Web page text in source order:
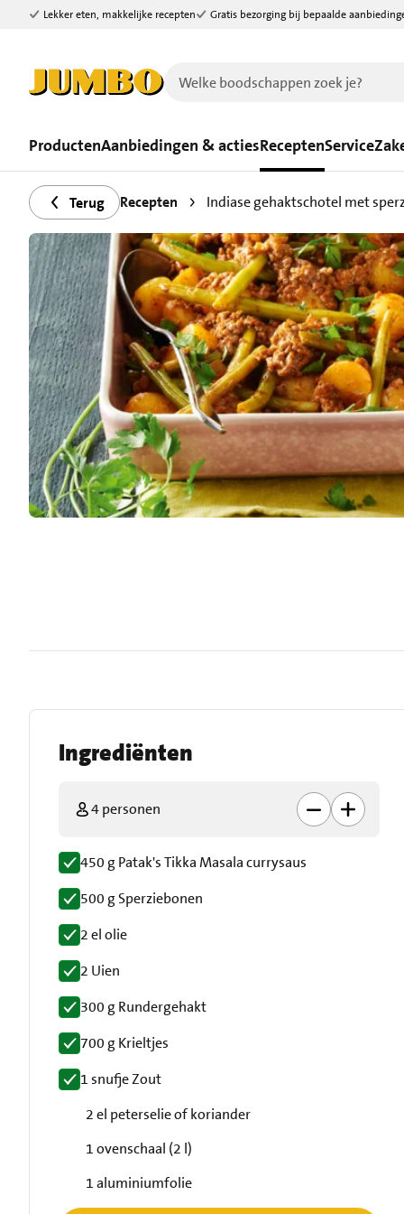
Ga naar zoeken
Ga naar hoofdinhoud
Lekker eten, makkelijke recepten Gratis bezorging bij bepaalde
ProductenAanbiedingen & actiesReceptenService
Terug Recepten Indiase gehaktschotel met
Ingrediënten
4 personen
450 g Patak's Tikka Masala currysaus
500 g Sperziebonen
2 el olie
2 Uien
300 g Rundergehakt
700 g Krieltjes
1 snufje Zout
2 el peterselie of koriander
1 ovenschaal (2 l)
1 aluminiumfolie